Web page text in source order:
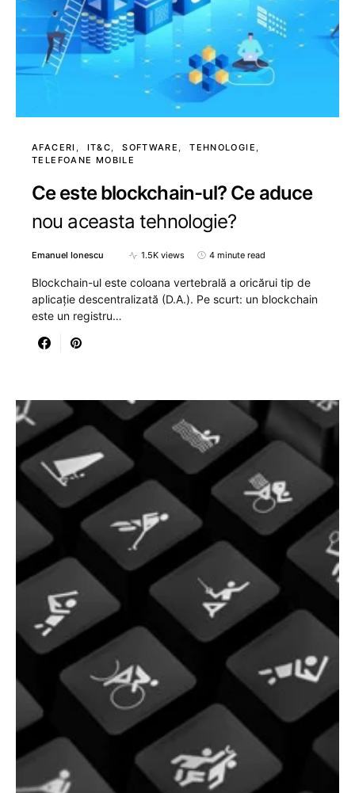
AFACERI IT&C SOFTWARE
TEHNOLOGIE
TELEFOANE MOBILE
Ce este blockchain-ul? Ce aduce
nou aceasta tehnologie?
Emanuel Ionescu 1.5K views 4 minute read
Blockchain-ul este coloana vertebrală a oricărui tip de
aplicație descentralizată (D.A.). Pe scurt: un blockchain
este un registru…